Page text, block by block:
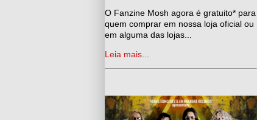
O Fanzine Mosh agora é gratuito* para
quem comprar em nossa loja oficial ou
em alguma das lojas...
Leia mais...
Adeus Ozzy Osbourne